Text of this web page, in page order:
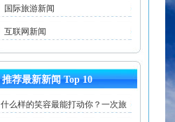
国际旅游新闻
互联网新闻
推荐最新新闻 Top 10
什么样的笑容最能打动你？一次旅